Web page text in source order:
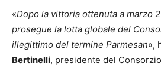
«Dopo la vittoria ottenuta a marzo
prosegue la lotta globale del
illegittimo del termine Parmesan»,
Bertinelli, presidente del